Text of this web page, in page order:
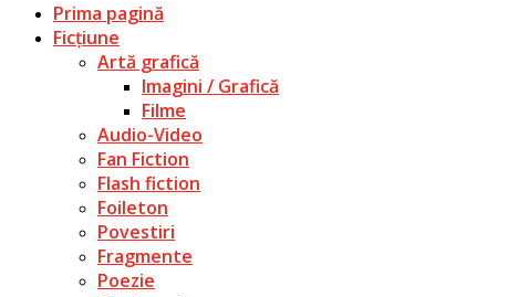
Prima pagină
Ficțiune
Artă grafică
Imagini / Grafică
Filme
Audio-Video
Fan Fiction
Flash fiction
Foileton
Povestiri
Fragmente
Poezie